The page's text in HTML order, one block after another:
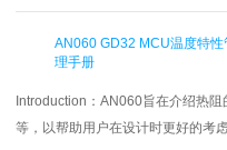
AN060 GD32 MCU温度特性
理手册
Introduction： AN060旨在介绍热阻
等，以帮助用户在设计时更好的考